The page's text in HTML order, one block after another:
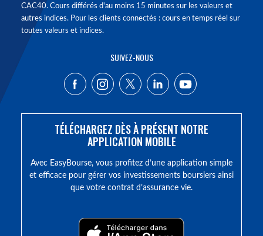
CAC40. Cours différés d'au moins 15 minutes sur les valeurs et
autres indices. Pour les clients connectés : cours en temps réel sur
toutes valeurs et indices.
SUIVEZ-NOUS
TÉLÉCHARGEZ DÈS À PRÉSENT NOTRE
APPLICATION MOBILE
Avec EasyBourse, vous profitez d’une application simple
et efficace pour gérer vos investissements boursiers ainsi
que votre contrat d’assurance vie.